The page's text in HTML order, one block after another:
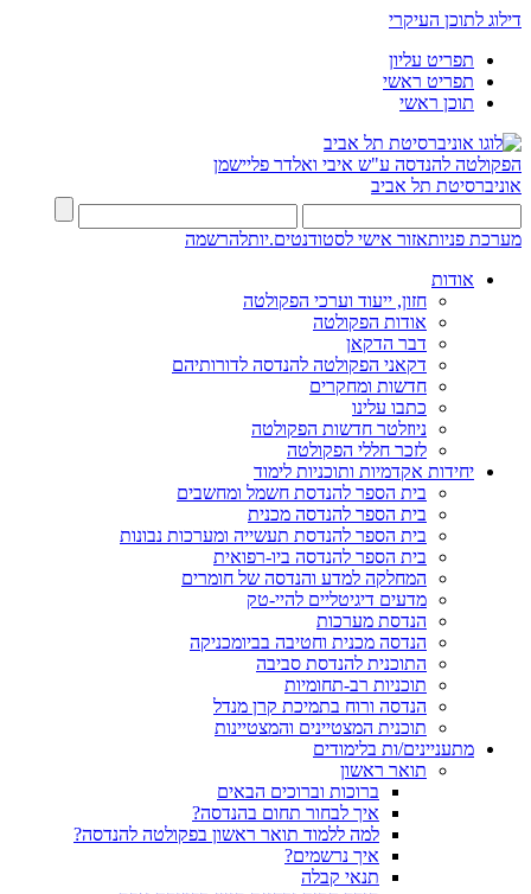
דילוג לתוכן העיקרי
תפריט עליון
תפריט ראשי
תוכן ראשי
הפקולטה להנדסה ע"ש איבי ואלדר פליישמן
אוניברסיטת תל אביב
מערכת פניותאזור אישי לסטודנטים.יותלהרשמה
אודות
חזון, ייעוד וערכי הפקולטה
אודות הפקולטה
דבר הדקאן
דקאני הפקולטה להנדסה לדורותיהם
חדשות ומחקרים
כתבו עלינו
ניוזלטר חדשות הפקולטה
לזכר חללי הפקולטה
יחידות אקדמיות ותוכניות לימוד
בית הספר להנדסת חשמל ומחשבים
בית הספר להנדסה מכנית
בית הספר להנדסת תעשייה ומערכות נבונות
בית הספר להנדסה ביו-רפואית
המחלקה למדע והנדסה של חומרים
מדעים דיגיטליים להיי-טק
הנדסת מערכות
הנדסה מכנית וחטיבה בביומכניקה
התוכנית להנדסת סביבה
תוכניות רב-תחומיות
הנדסה ורוח בתמיכת קרן מנדל
תוכנית המצטיינים והמצטיינות
מתעניינים/ות בלימודים
תואר ראשון
ברוכות וברוכים הבאים
איך לבחור תחום בהנדסה?
למה ללמוד תואר ראשון בפקולטה להנדסה?
איך נרשמים?
תנאי קבלה